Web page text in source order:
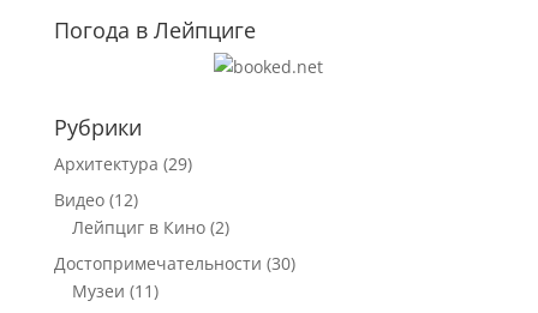
Погода в Лейпциге
Рубрики
Архитектура (29)
Видео(12)
Лейпциг в Кино(2)
Достопримечательности (30)
Музеи (11)